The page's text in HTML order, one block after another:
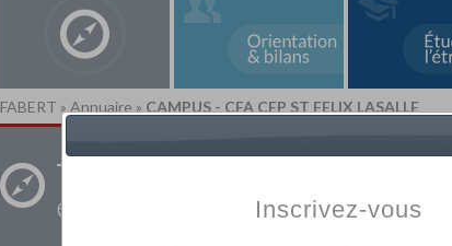
FABERT » Annuaire » CAMPUS - CFA CFP ST FELIX LASALLE
Trouver un
établissement privé
votre
Inscrivez-vous